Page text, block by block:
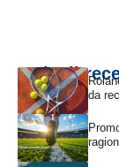
Articoli
da